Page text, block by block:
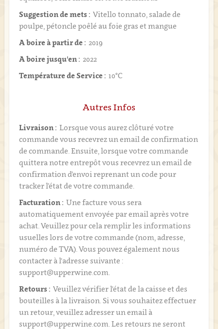
Suggestion de mets : Vitello tonnato, salade de
poulpe, pétoncle poêlé au foie gras et mangue
A boire à partir de : 2019
A boire jusqu'en : 2022
Température de Service : 10°C
Autres Infos
Livraison : Lorsque vous aurez clôturé votre
commande vous recevrez un email de confirmation
de commande. Ensuite, lorsque votre commande
quittera notre entrepôt vous recevrez un email de
confirmation d’envoi reprenant un code pour
tracker l’état de votre commande.
Facturation : Une facture vous sera
automatiquement envoyée par email après votre
achat. Veuillez pour cela remplir les informations
usuelles lors de votre commande (nom, adresse,
numéro de TVA). Vous pouvez également nous
contacter à l'adresse suivante :
support@upperwine.com.
Retours : Veuillez vérifier l'état de la caisse et des
bouteilles à la livraison. Si vous souhaitez effectuer
un retour, veuillez adresser un email à
support@upperwine.com. Les retours ne seront